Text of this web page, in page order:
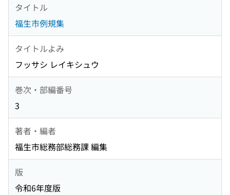
タイトル
福生市例規集
タイトルよみ
フッサシ レイキシュウ
巻次・部編番号
3
著者・編者
福生市総務部総務課 編集
版
令和6年度版